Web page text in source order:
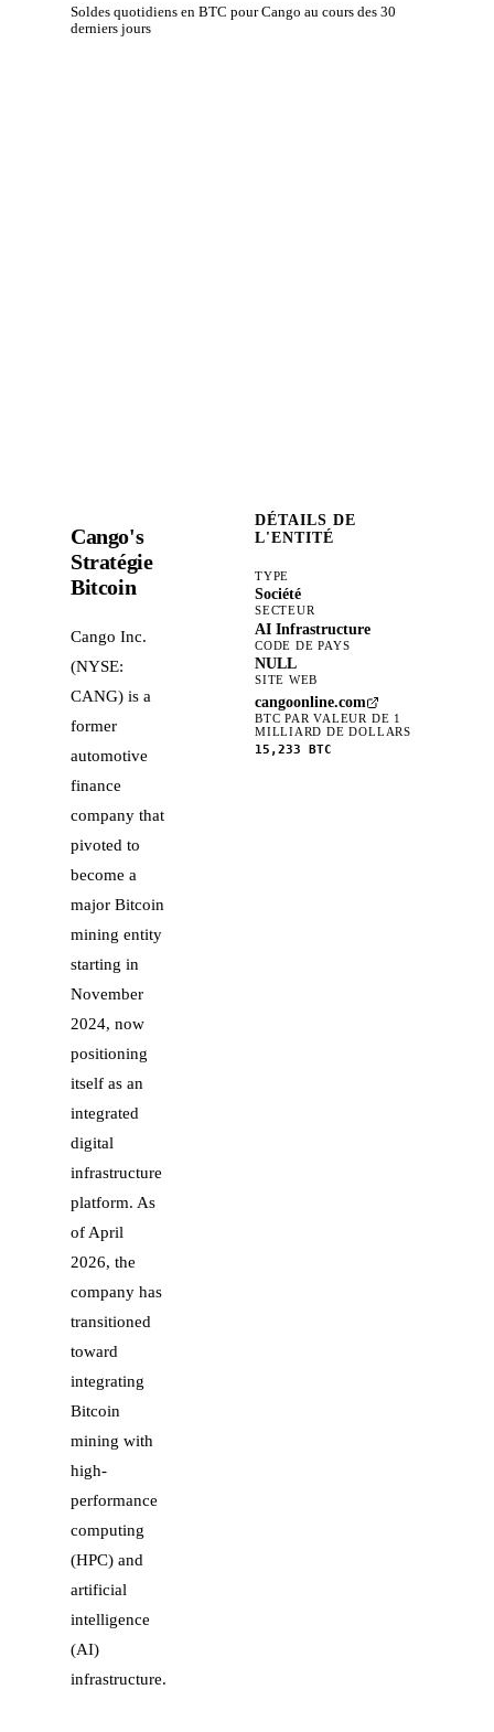
Soldes quotidiens en BTC pour Cango au cours des 30
derniers jours
Cango's
Stratégie
Bitcoin
Cango Inc.
(NYSE:
CANG) is a
former
automotive
finance
company that
pivoted to
become a
major Bitcoin
mining entity
starting in
November
2024, now
positioning
itself as an
integrated
digital
infrastructure
platform. As
of April
2026, the
company has
transitioned
toward
integrating
Bitcoin
mining with
high-
performance
computing
(HPC) and
artificial
intelligence
(AI)
infrastructure.
DÉTAILS DE
L'ENTITÉ
TYPE
Société
SECTEUR
AI Infrastructure
CODE DE PAYS
NULL
SITE WEB
cangoonline.com
BTC PAR VALEUR DE 1
MILLIARD DE DOLLARS
15,233 BTC